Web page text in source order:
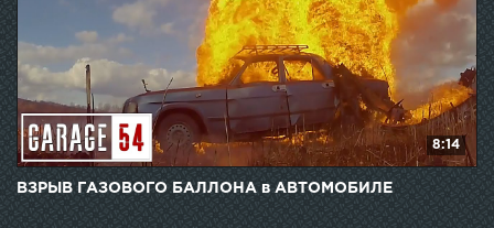
8:14
ВЗРЫВ ГАЗОВОГО БАЛЛОНА в АВТОМОБИЛЕ